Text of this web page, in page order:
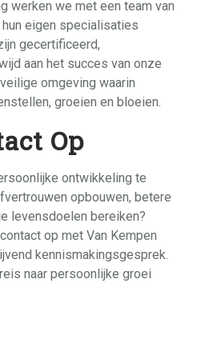
werken we met een team van
eigen specialisaties
gecertificeerd,
aan het succes van onze
omgeving waarin
groeien en bloeien.
Op
ontwikkeling te
opbouwen, betere
levensdoelen bereiken?
op met Van Kempen
kennismakingsgesprek.
naar persoonlijke groei